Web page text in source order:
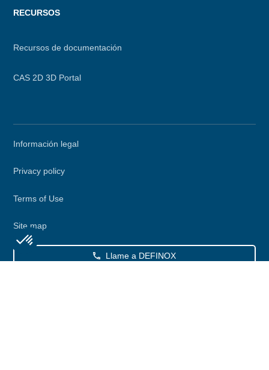
RECURSOS
Recursos de documentación
CAS 2D 3D Portal
Información legal
Privacy policy
Terms of Use
Site map
Llame a DEFINOX